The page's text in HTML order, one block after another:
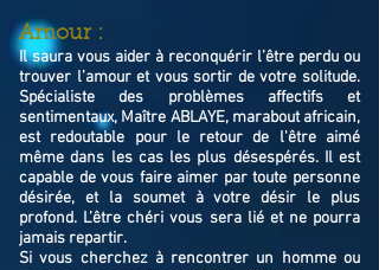
​Amour :
Il saura vous aider à reconquérir l’être perdu ou
trouver l’amour et vous sortir de votre solitude.
Spécialiste des problèmes affectifs et
sentimentaux, Maître ABLAYE, marabout africain,
est redoutable pour le retour de l'être aimé
même dans les cas les plus désespérés. Il est
capable de vous faire aimer par toute personne
désirée, et la soumet à votre désir le plus
profond. L’être chéri vous sera lié et ne pourra
jamais repartir.
Si vous cherchez à rencontrer un homme ou